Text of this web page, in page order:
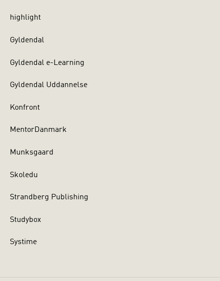
highlight
Gyldendal
Gyldendal e-Learning
Gyldendal Uddannelse
Konfront
MentorDanmark
Munksgaard
Skoledu
Strandberg Publishing
Studybox
Systime